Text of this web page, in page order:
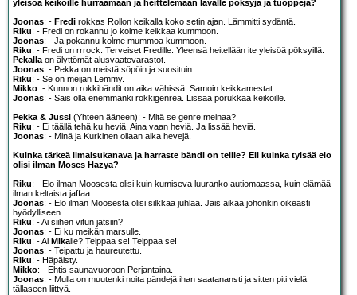
yleisöä keikoille hurraamaan ja heittelemään lavalle pöksyjä ja tuoppeja?
Joonas: - Fredi rokkas Rollon keikalla koko setin ajan. Lämmitti sydäntä.
Riku: - Fredi on rokannu jo kolme keikkaa kummoon.
Joonas: - Ja pokannu kolme mummoa kummoon.
Riku: - Fredi on rrrock. Terveiset Fredille. Yleensä heitellään ite yleisöä pöksyillä.
Pekallaon älyttömät alusvaatevarastot.
Joonas: - Pekka on meistä söpöin ja suosituin.
Riku: - Se on meijän Lemmy.
Mikko: - Kunnon rokkibändit on aika vähissä. Samoin keikkamestat.
Joonas: - Sais olla enemmänki rokkigenreä. Lissää porukkaa keikoille.
Pekka & Jussi (Yhteen ääneen): - Mitä se genre meinaa?
Riku: - Ei täällä tehä ku heviä. Aina vaan heviä. Ja lissää heviä.
Joonas: - Minä ja Kurkinen ollaan aika hevejä.
Kuinka tärkeä ilmaisukanava ja harraste bändi on teille? Eli kuinka tylsää elo
olisi ilman Moses Hazya?
Riku: - Elo ilman Moosesta olisi kuin kumiseva luuranko autiomaassa, kuin elämää
ilman keltaista jaffaa.
Joonas: - Elo ilman Moosesta olisi silkkaa juhlaa. Jäis aikaa johonkin oikeasti
hyödylliseen.
Riku: - Ai siihen vitun jatsiin?
Joonas: - Ei ku meikän marsulle.
Riku: - Ai Mikalle? Teippaa se! Teippaa se!
Joonas: - Teipattu ja haureutettu.
Riku: - Häpäisty.
Mikko: - Ehtis saunavuoroon Perjantaina.
Joonas: - Mulla on muutenki noita pändejä ihan saatanansti ja sitten piti vielä
tällaseen liittyä.